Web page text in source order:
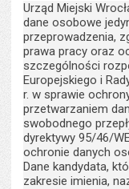
Urząd Miejski
dane osobowe
przeprowadzenia,
prawa pracy oraz
szczególności
Europejskiego i
r. w sprawie
przetwarzaniem
swobodnego
dyrektywy 95/46/
ochronie danych
Dane kandydata,
zakresie imienia,